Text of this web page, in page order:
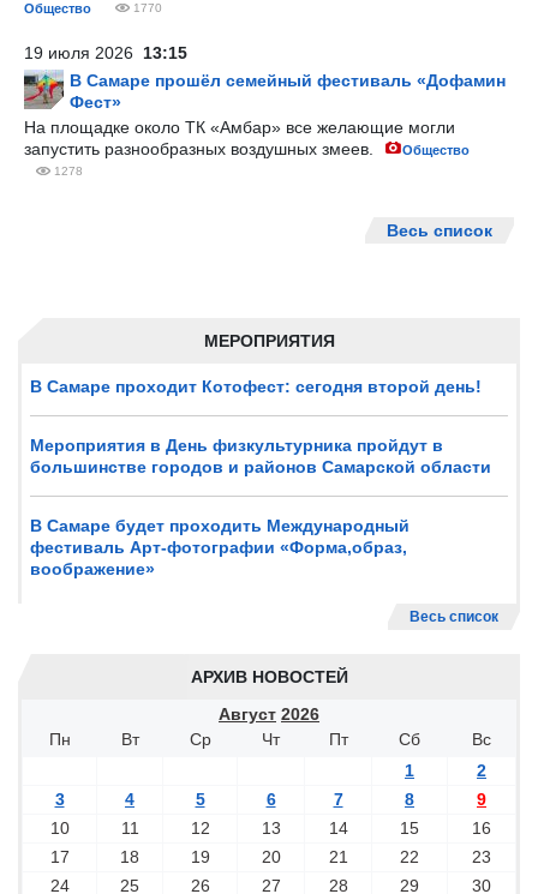
МЕРОПРИЯТИЯ
В Самаре проходит Котофест: сегодня второй день!
Мероприятия в День физкультурника пройдут в
большинстве городов и районов Самарской области
В Самаре будет проходить Международный
фестиваль Арт-фотографии «Форма,образ,
воображение»
Весь список
АРХИВ НОВОСТЕЙ
Август 2026
Пн
Вт Ср Чт Пт Сб
Вс
1
2
3
4 5 6 7 8
9
10
11 12 13 14 15
16
17
18 19 20 21 22
23
24
25 26 27 28 29 30
Общество 1770
19 июля 2026 13:15
В Самаре прошёл семейный фестиваль «Дофамин
Фест»
На площадке около ТК «Амбар» все желающие могли
запустить разнообразных воздушных змеев.
Общество
1278
Весь список